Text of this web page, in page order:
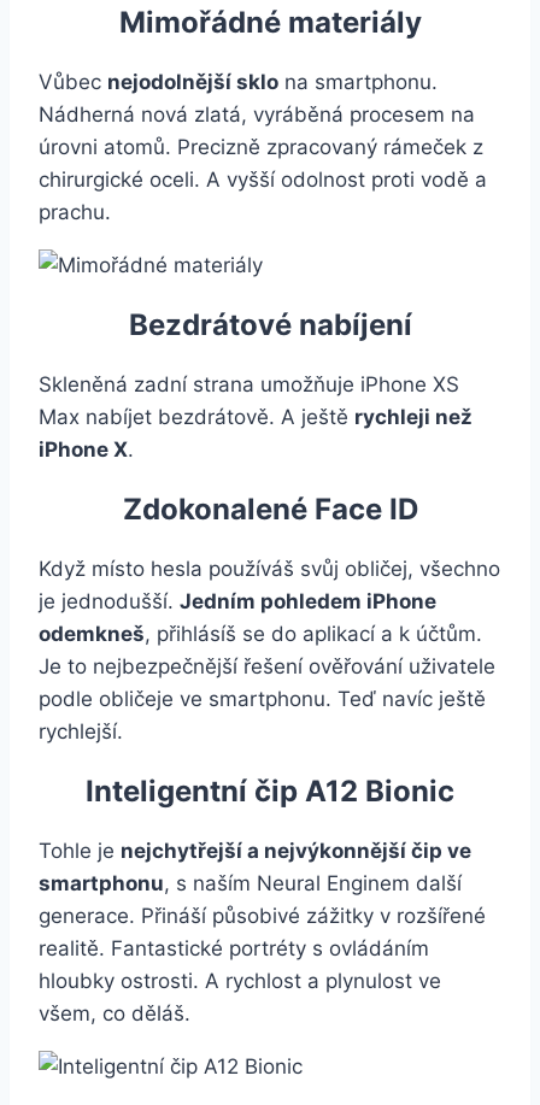
Mimořádné materiály
Vůbec nejodolnější sklo na smartphonu.
Nádherná nová zlatá, vyráběná procesem na
úrovni atomů. Precizně zpracovaný rámeček z
chirurgické oceli. A vyšší odolnost proti vodě a
prachu.
Bezdrátové nabíjení
Skleněná zadní strana umožňuje iPhone XS
Max nabíjet bezdrátově. A ještě rychleji než
iPhone X.
Zdokonalené Face ID
Když místo hesla používáš svůj obličej, všechno
je jednodušší. Jedním pohledem iPhone
odemkneš, přihlásíš se do aplikací a k účtům.
Je to nejbezpečnější řešení ověřování uživatele
podle obličeje ve smartphonu. Teď navíc ještě
rychlejší.
Inteligentní čip A12 Bionic
Tohle je nejchytřejší a nejvýkonnější čip ve
smartphonu, s naším Neural Enginem další
generace. Přináší působivé zážitky v rozšířené
realitě. Fantastické portréty s ovládáním
hloubky ostrosti. A rychlost a plynulost ve
všem, co děláš.